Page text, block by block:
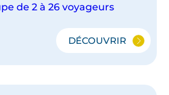
de 2 à 26 voyageurs
DÉCOUVRIR
SENTIERS,
FORÊTS